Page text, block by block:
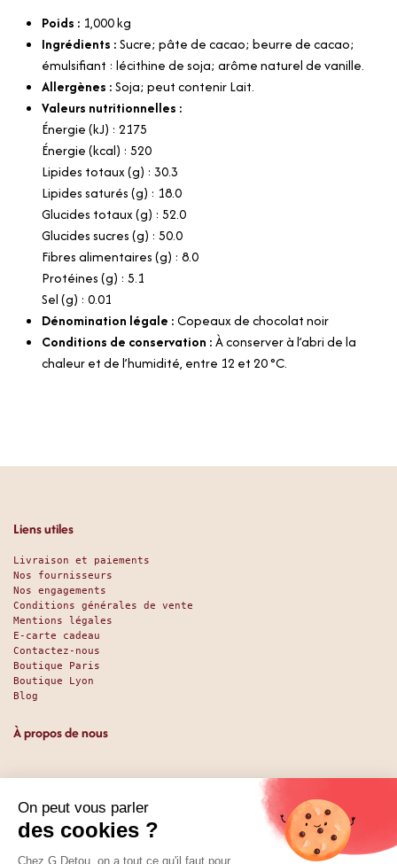
Poids : 1,000kg
Ingrédients :Sucre; pâte de cacao; beurre de cacao;
émulsifiant : lécithine de soja; arôme naturel de vanille.
Allergènes :Soja; peut contenir Lait.
Valeurs nutritionnelles :
Énergie (kJ) : 2175
Énergie (kcal) : 520
Lipides totaux (g) : 30.3
Lipides saturés (g) : 18.0
Glucides totaux (g) : 52.0
Glucides sucres (g) : 50.0
Fibres alimentaires (g) : 8.0
Protéines (g) : 5.1
Sel (g) : 0.01
Dénomination légale :Copeaux de chocolat noir
Conditions de conservation :À conserver à l’abri de la
chaleur et de l’humidité, entre 12 et 20 °C.
Liens utiles
Livraison et paiements
Nos fournisseurs
Nos engagements
Conditions générales de vente
Mentions légales
E-carte cadeau
Contactez-nous
Boutique Paris
Boutique Lyon
Blog
À propos de nous
Depuis 1951, nous accueillons les gourmands et les gourmets
en leur promettant des produits de qualité au meilleur
prix. Que vous soyez des pros ou des particuliers, que vous
cherchiez du sucré ou du salé, nous avons sans doute ce
qu’il vous faut. Et même des choses que vous ne soupçonniez